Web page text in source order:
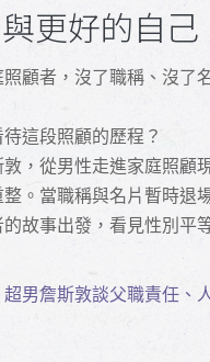
更好的自己
顧者，沒了職稱 、 沒了
這段照顧的歷程？
，從男性走進家庭照顧
。當職稱與名片暫時退
故事出發，看見性別平
男詹斯敦談父職責任、